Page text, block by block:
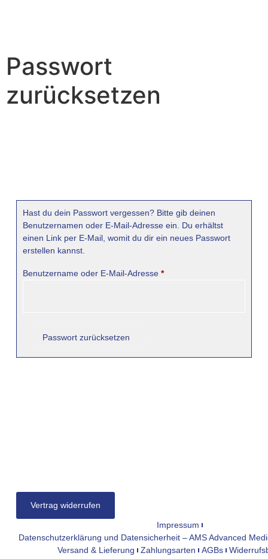
Passwort
zurücksetzen
Hast du dein Passwort vergessen? Bitte gib deinen
Benutzernamen oder E-Mail-Adresse ein. Du erhältst
einen Link per E-Mail, womit du dir ein neues Passwort
erstellen kannst.
Benutzername oder E-Mail-Adresse *
Passwort zurücksetzen
Vertrag widerrufen
Impressum
Datenschutzerklärung und Datensicherheit – AMS Advanced
Versand & Lieferung
Zahlungsarten AGBs